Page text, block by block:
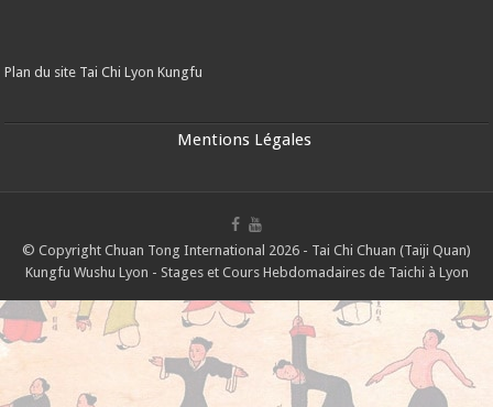
Plan du site Tai Chi Lyon Kungfu
Mentions Légales
© Copyright Chuan Tong International 2026 - Tai Chi Chuan (Taiji Quan)
Kungfu Wushu Lyon - Stages et Cours Hebdomadaires de Taichi à Lyon